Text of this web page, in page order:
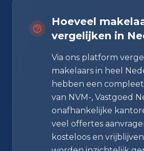
Hoeveel
vergelijken in
Via ons platform
makelaars in heel
hebben een
van NVM-, Vastgoed
onafhankelijke
veel offertes
kosteloos en